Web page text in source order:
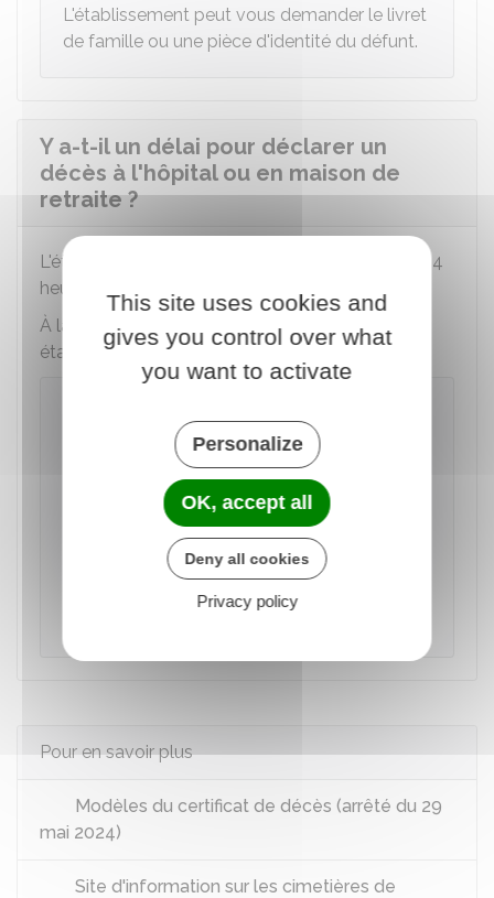
L'établissement peut vous demander le livret
de famille ou une pièce d'identité du défunt.
Y a-t-il un délai pour déclarer un
décès à l'hôpital ou en maison de
retraite ?
L'établissement doit déclarer le décès dans les 24
heures.
À la suite de la déclaration de décès, la mairie
établit unacte de décès.
La chambre mortuaire d'un établissement de
santé reçoit le défunt gratuitement pendant
3 jours (puis au tarif journalier). L'accueil en
chambre funéraire privée (ou funérarium) est
payant dès le 1erjour. De plus, l'entrée doit se
faire dans les 48 heures qui suivent le décès.
Les soins de conservation ne sont pas
Pour en savoir plus
Modèles du certificat de décès (arrêté du 29
mai 2024)
Site d'information sur les cimetières de
This site uses cookies and
gives you control over what
you want to activate
Personalize
OK, accept all
Deny all cookies
Privacy policy